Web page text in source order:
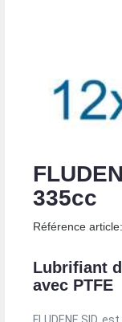
335cc
Référence
Lubrifiant
avec PTFE